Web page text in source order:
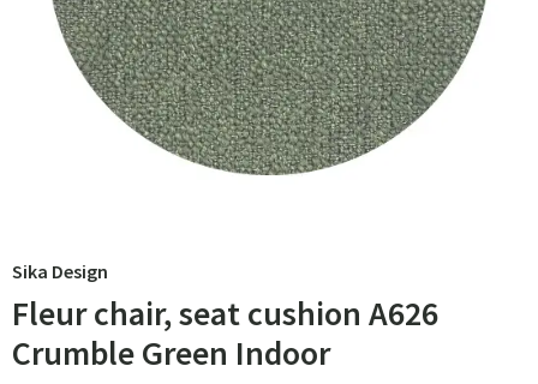
Sika Design
Fleur chair, seat cushion A626
Crumble Green Indoor